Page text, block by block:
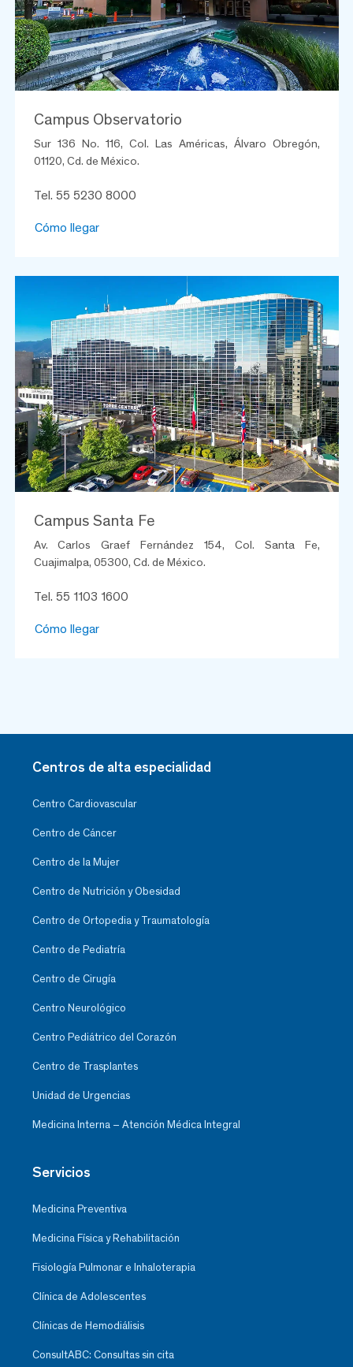
Campus Observatorio
Sur 136 No. 116, Col. Las Américas, Álvaro Obregón,
01120, Cd. de México.
Tel. 55 5230 8000
Cómo llegar
Campus Santa Fe
Av. Carlos Graef Fernández 154, Col. Santa Fe,
Cuajimalpa, 05300, Cd. de México.
Tel. 55 1103 1600
Cómo llegar
Centros de alta especialidad
Centro Cardiovascular
Centro de Cáncer
Centro de la Mujer
Centro de Nutrición y Obesidad
Centro de Ortopedia y Traumatología
Centro de Pediatría
Centro de Cirugía
Centro Neurológico
Centro Pediátrico del Corazón
Centro de Trasplantes
Unidad de Urgencias
Medicina Interna – Atención Médica Integral
Servicios
Medicina Preventiva
Medicina Física y Rehabilitación
Fisiología Pulmonar e Inhaloterapia
Clínica de Adolescentes
Clínicas de Hemodiálisis
ConsultABC: Consultas sin cita